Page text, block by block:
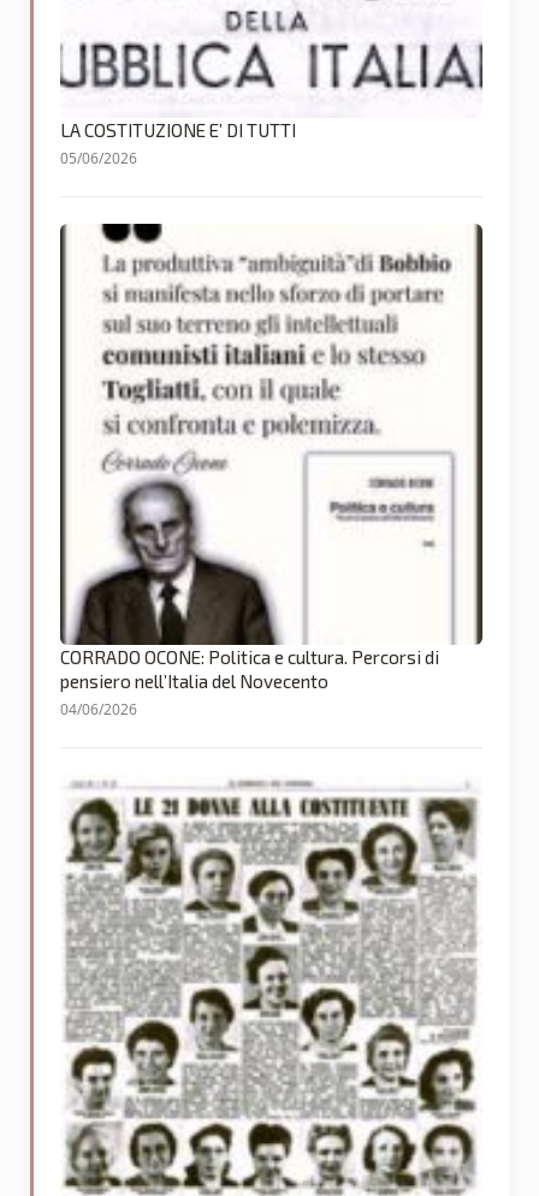
LA COSTITUZIONE E’ DI TUTTI
05/06/2026
CORRADO OCONE: Politica e cultura. Percorsi di
pensiero nell’Italia del Novecento
04/06/2026